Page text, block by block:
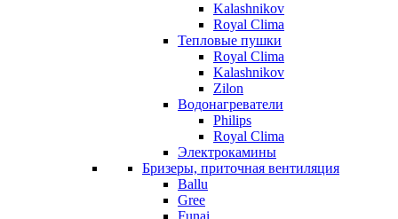
Kalashnikov
Royal Clima
Тепловые пушки
Royal Clima
Kalashnikov
Zilon
Водонагреватели
Philips
Royal Clima
Электрокамины
Бризеры, приточная вентиляция
Ballu
Gree